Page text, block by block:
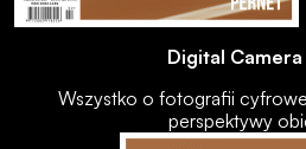
Digital Camera
Wszystko o fotografii
perspektywy